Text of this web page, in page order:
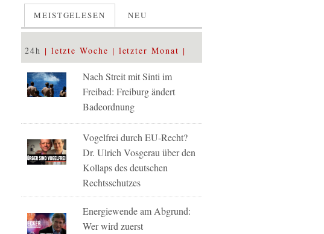
MEISTGELESEN NEU
24h letzte Woche letzter Monat
Nach Streit mit Sinti im
Freibad: Freiburg ändert
Badeordnung
Vogelfrei durch EU-Recht?
Dr. Ulrich Vosgerau über den
Kollaps des deutschen
Rechtsschutzes
Energiewende am Abgrund:
Wer wird zuerst